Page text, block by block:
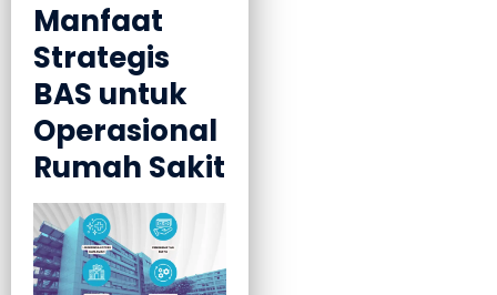
Manfaat
Strategis
BAS untuk
Operasional
Rumah Sakit